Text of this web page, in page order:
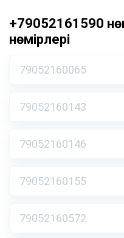
+79052161590
нөмірлері
79052160065
79052160143
79052160146
79052160155
79052160572